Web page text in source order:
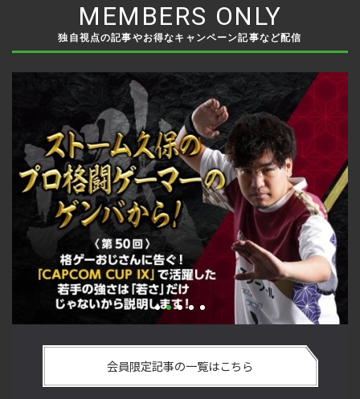
MEMBERS ONLY
独自視点の記事やお得なキャンペーン記事など配信
の強さは 「若さ」だけじゃないから説明します！【ストーム
久保のプロ格闘ゲーマーのゲンバから！ 第50回】
会員限定記事の一覧はこちら